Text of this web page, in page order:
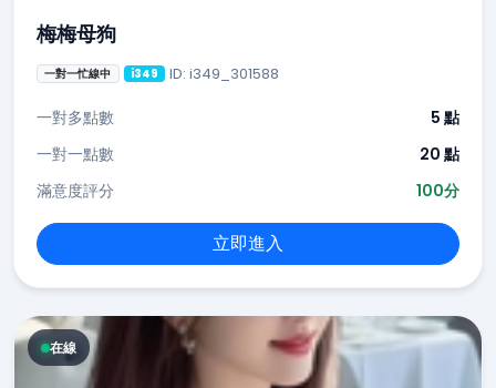
梅梅母狗
一對一忙線中 i349 ID: i349_301588
一對多點數
5 點
一對一點數
20 點
滿意度評分
100分
立即進入
在線